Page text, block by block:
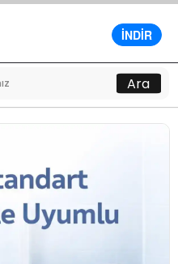
İNDİR0
Ara